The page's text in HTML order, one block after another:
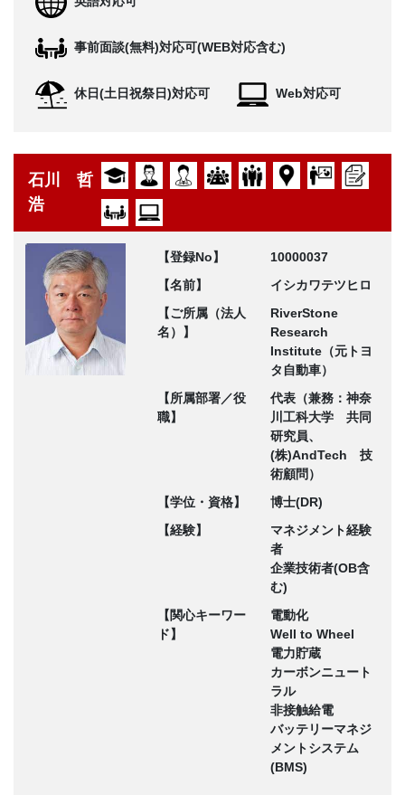
事前面談(無料)対応可(WEB対応含む)
休日(土日祝祭日)対応可 Web対応可
石川 哲
浩
【登録No】
10000037
【名前】
イシカワテツヒロ
【ご所属（法人
名）】
RiverStone
Research
Institute（元トヨ
タ自動車）
【所属部署／役
職】
代表（兼務：神奈
川工科大学 共同
研究員、
(株)AndTech 技
術顧問）
【学位・資格】
博士(DR)
【経験】
マネジメント経験
者
企業技術者(OB含
む)
【関心キーワー
ド】
電動化
Well to Wheel
電力貯蔵
カーボンニュート
ラル
非接触給電
バッテリーマネジ
メントシステム
(BMS)